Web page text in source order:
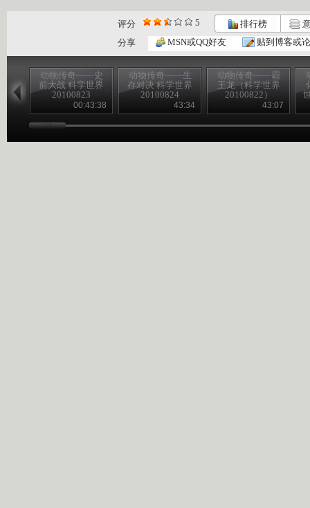
评分 5 排行榜
分享
MSN或QQ好友 贴到博客或
动物传奇——史
前大战 科学世界
20100823
00:43:38
动物传奇——生
存对决 科学世界
20100824
43:34
动物传奇——霸
王龙（科学世界
20100822）
43:07